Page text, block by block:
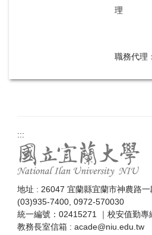
理
夜間
其他
職務代理
:::
地址 : 26047 宜蘭縣宜蘭市神農路一
(03)935-7400, 0972-570030
統一編號：02415271 ｜校安值勤
教務長室信箱 : acade@niu.edu.tw